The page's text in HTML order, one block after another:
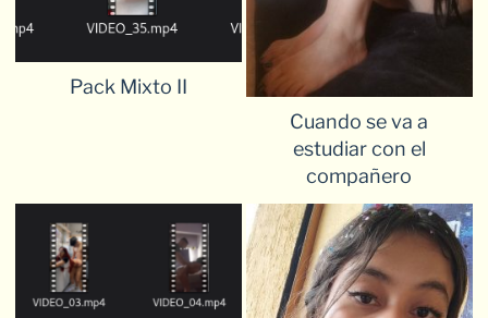
Pack Mixto II
Cuando se va a
estudiar con el
compañero